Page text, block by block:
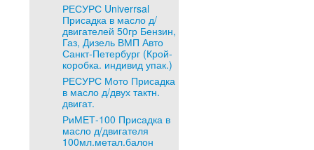
РЕСУРС Univerrsal
Присадка в масло д/
двигателей 50гр Бензин,
Газ, Дизель ВМП Авто
Санкт-Петербург (Крой-
коробка. индивид упак.)
РЕСУРС Мото Присадка
в масло д/двух тактн.
двигат.
РиМЕТ-100 Присадка в
масло д/двигателя
100мл.метал.балон